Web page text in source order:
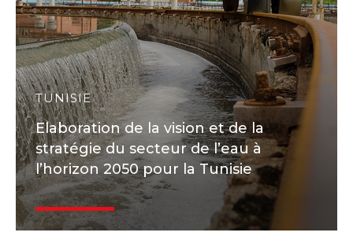
TUNISIE
Elaboration de la vision et de la
stratégie du secteur de l’eau à
l’horizon 2050 pour la Tunisie